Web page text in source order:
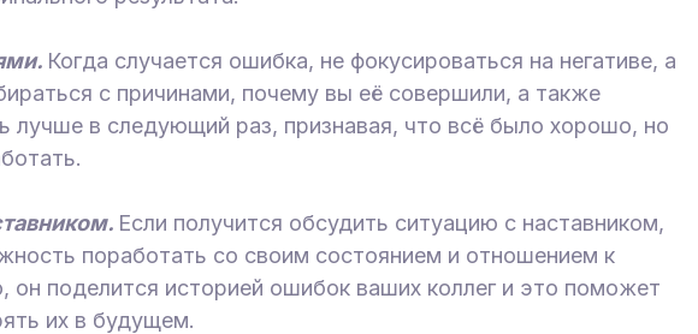
Когда случается ошибка, не фокусироваться на негативе, а
с причинами, почему вы её совершили, а также
лучше в следующий раз, признавая, что всё было хорошо, но
Если получится обсудить ситуацию с наставником,
поработать со своим состоянием и отношением к
он поделится историей ошибок ваших коллег и это поможет
их в будущем.